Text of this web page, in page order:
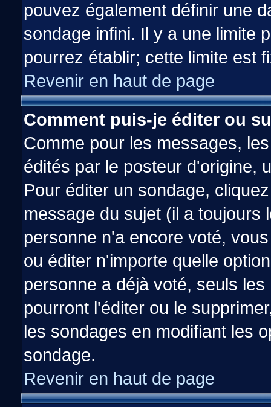
pouvez également définir une
sondage infini. Il y a une limite
pourrez établir; cette limite est
Revenir en haut de page
Comment puis-je éditer ou
Comme pour les messages,
édités par le posteur d'origine,
Pour éditer un sondage,
message du sujet (il a toujours
personne n'a encore voté,
ou éditer n'importe quelle
personne a déjà voté, seuls
pourront l'éditer ou le
les sondages en modifiant les
sondage.
Revenir en haut de page